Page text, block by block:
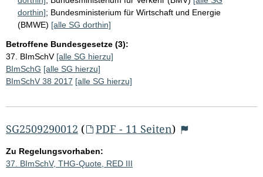
dorthin]; Bundesministerium für Wirtschaft und Energie
(BMWE) [alle SG dorthin]
Betroffene Bundesgesetze (3):
37. BImSchV [alle SG hierzu]
BImSchG [alle SG hierzu]
BImSchV 38 2017 [alle SG hierzu]
SG2509290012 ( PDF - 11 Seiten)
Zu Regelungsvorhaben:
37. BImSchV, THG-Quote, RED III